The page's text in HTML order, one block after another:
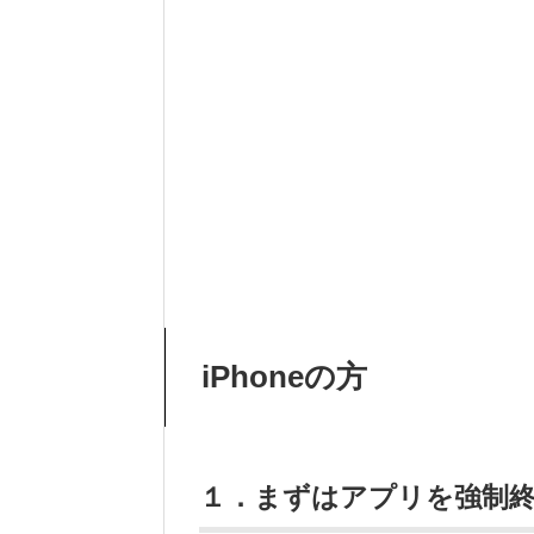
iPhoneの方
１．まずはアプリを強制